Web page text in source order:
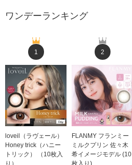
ワンデーランキング
1
loveil（ラヴェール）
Honey trick（ハニー
トリック） （10枚入
り）
2
FLANMY フランミー
ミルクプリン 佐々木
希イメージモデル (10
枚入り)